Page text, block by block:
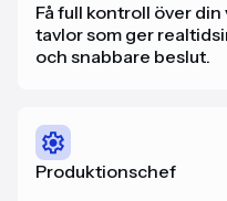
Få full kontroll över
tavlor som ger
och snabbare beslut.
Produktionschef